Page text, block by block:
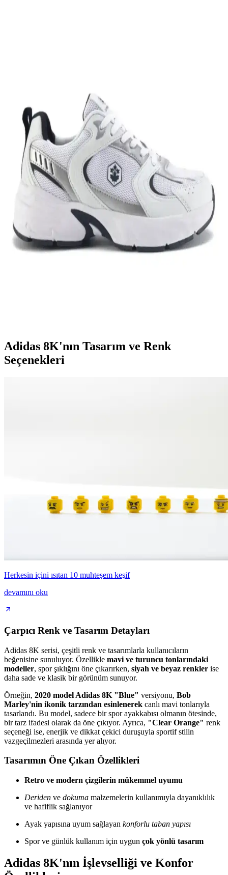
Nike Air Force 1, ikonik tasarımı ve teknolojik özellikleriyle spor ve
günlük yaşamda vazgeçilmez bir tercih. Konfor ve şıklığı bir araya
getirir, farklı tarzlara uyum sağlar.
Nike Team Hustle: Çok Yönlü Spor ve Günlük
Kullanım İçin Modern Ayakkabı Seçenekleri
Nike Team Hustle ayakkabıları, dayanıklılık, şıklık ve konforu bir
arada sunar. Spor ve günlük kullanım için uygun modelleriyle,
hareket özgürlüğü ve tarzı bir arada sağlar.
Genel Markalar Taraklı Siyah Metal Taç ve NEW
HİLL Unisex Metal Taç Karşılaştırması
İki popüler spor tacını detaylı karşılaştırıyoruz: dayanıklılık, tasarım
ve kullanıcı memnuniyetine odaklanın.
Adidas 8K'nın Tasarım ve Renk
Seçenekleri
Herkesin içini ısıtan 10 muhteşem keşif
devamını oku
Çarpıcı Renk ve Tasarım Detayları
Adidas 8K serisi, çeşitli renk ve tasarımlarla kullanıcıların
beğenisine sunuluyor. Özellikle mavi ve turuncu tonlarındaki
modeller, spor şıklığını öne çıkarırken, siyah ve beyaz renkler ise
daha sade ve klasik bir görünüm sunuyor.
Örneğin, 2020 model Adidas 8K "Blue" versiyonu, Bob
Marley'nin ikonik tarzından esinlenerek canlı mavi tonlarıyla
tasarlandı. Bu model, sadece bir spor ayakkabısı olmanın ötesinde,
bir tarz ifadesi olarak da öne çıkıyor. Ayrıca, "Clear Orange" renk
seçeneği ise, enerjik ve dikkat çekici duruşuyla sportif stilin
vazgeçilmezleri arasında yer alıyor.
Tasarımın Öne Çıkan Özellikleri
Retro ve modern çizgilerin mükemmel uyumu
Deriden ve dokuma malzemelerin kullanımıyla dayanıklılık
ve hafiflik sağlanıyor
Ayak yapısına uyum sağlayan konforlu taban yapısı
Spor ve günlük kullanım için uygun çok yönlü tasarım
Adidas 8K'nın İşlevselliği ve Konfor